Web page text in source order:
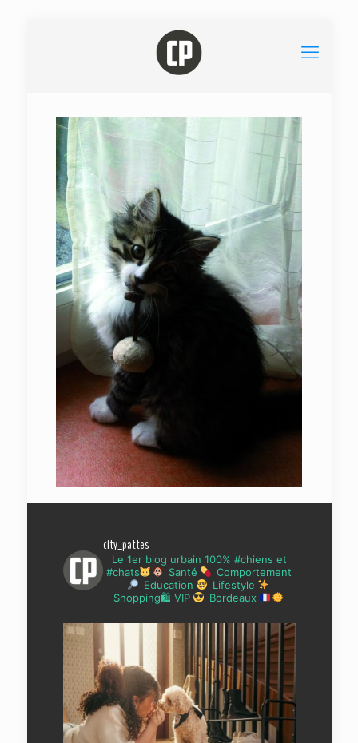
city_pattes
Le 1er blog urbain 100% #chiens et
#chats
Santé
Comportement
Education
Lifestyle
Shopping🛍 VIP
Bordeaux